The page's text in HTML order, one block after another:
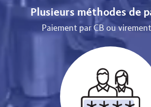
Plusieurs méthodes de
Paiement par CB ou